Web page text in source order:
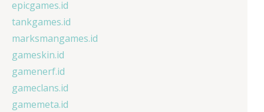
epicgames.id
tankgames.id
marksmangames.id
gameskin.id
gamenerf.id
gameclans.id
gamemeta.id